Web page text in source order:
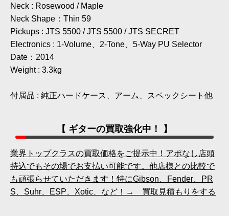
Neck : Rosewood / Maple
Neck Shape：Thin 59
Pickups : JTS 5500 / JTS 5500 / JTS SECRET
Electronics : 1-Volume、2-Tone、5-Way PU Selector
Date：2014
Weight : 3.3kg
付属品 : 純正ハードケース、アーム、スペックシート他
【 ギターの買取強化中！ 】
業界トップクラスの買取価格をご提示中！アポなし店頭
持込でもその場でお支払い可能です。他店様との比較で
も頑張らせていただきます！特にGibson、Fender、PR
S、Suhr、ESP、Xotic、など！→ 買取見積もりをする